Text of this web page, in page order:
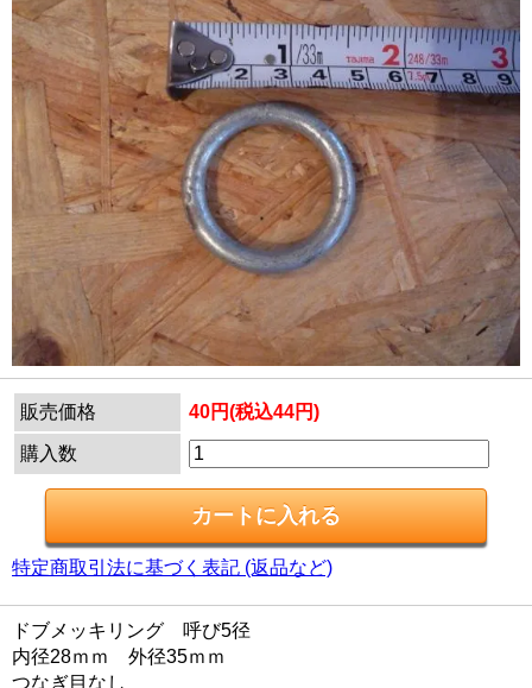
販売価格 40円(税込44円)
購入数
特定商取引法に基づく表記 (返品など)
ドブメッキリング 呼び5径
内径28ｍｍ 外径35ｍｍ
つなぎ目なし